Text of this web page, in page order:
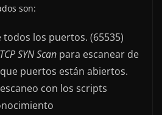
son:
todos los puertos. (65535)
TCP SYN Scan para escanear de
puertos están abiertos.
con los scripts